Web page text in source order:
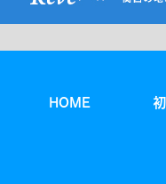
HOME